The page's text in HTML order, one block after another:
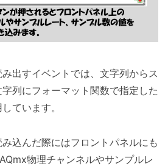
出すイベントでは、文字列からス
列にフォーマット関数で指定した
ています。
込んだ際にはフロントパネルにも
物理チャンネルやサンプルレ